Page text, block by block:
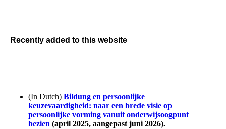
Recently added to this website
(In Dutch) Bildung en persoonlijke
keuzevaardigheid: naar een brede visie op
persoonlijke vorming vanuit onderwijsoogpunt
bezien (april 2025, aangepast juni 2026).